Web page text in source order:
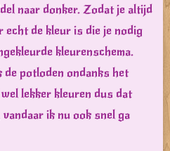
naar donker. Zodat je altijd
echt de kleur is die je nodig
kleurenschema.
potloden ondanks het
lekker kleuren dus dat
ik nu ook snel ga